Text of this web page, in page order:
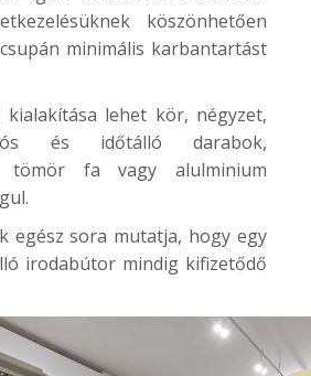
köszönhetően
minimális karbantartást
kialakítása lehet kör, négyzet,
és időtálló darabok,
tömör fa vagy alulminium
egész sora mutatja, hogy egy
irodabútor mindig kifizetődő